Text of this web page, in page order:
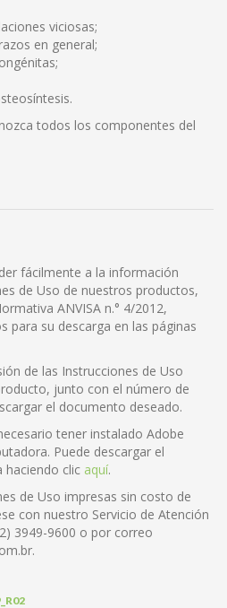
viciosas;
en general;
todos los componentes del
fácilmente a la información
de Uso de nuestros productos,
ANVISA n.° 4/2012,
para su descarga en las páginas
de las Instrucciones de Uso
junto con el número de
el documento deseado.
tener instalado Adobe
Puede descargar el
clic aquí.
de Uso impresas sin costo de
con nuestro Servicio de Atención
3949-9600 o por correo